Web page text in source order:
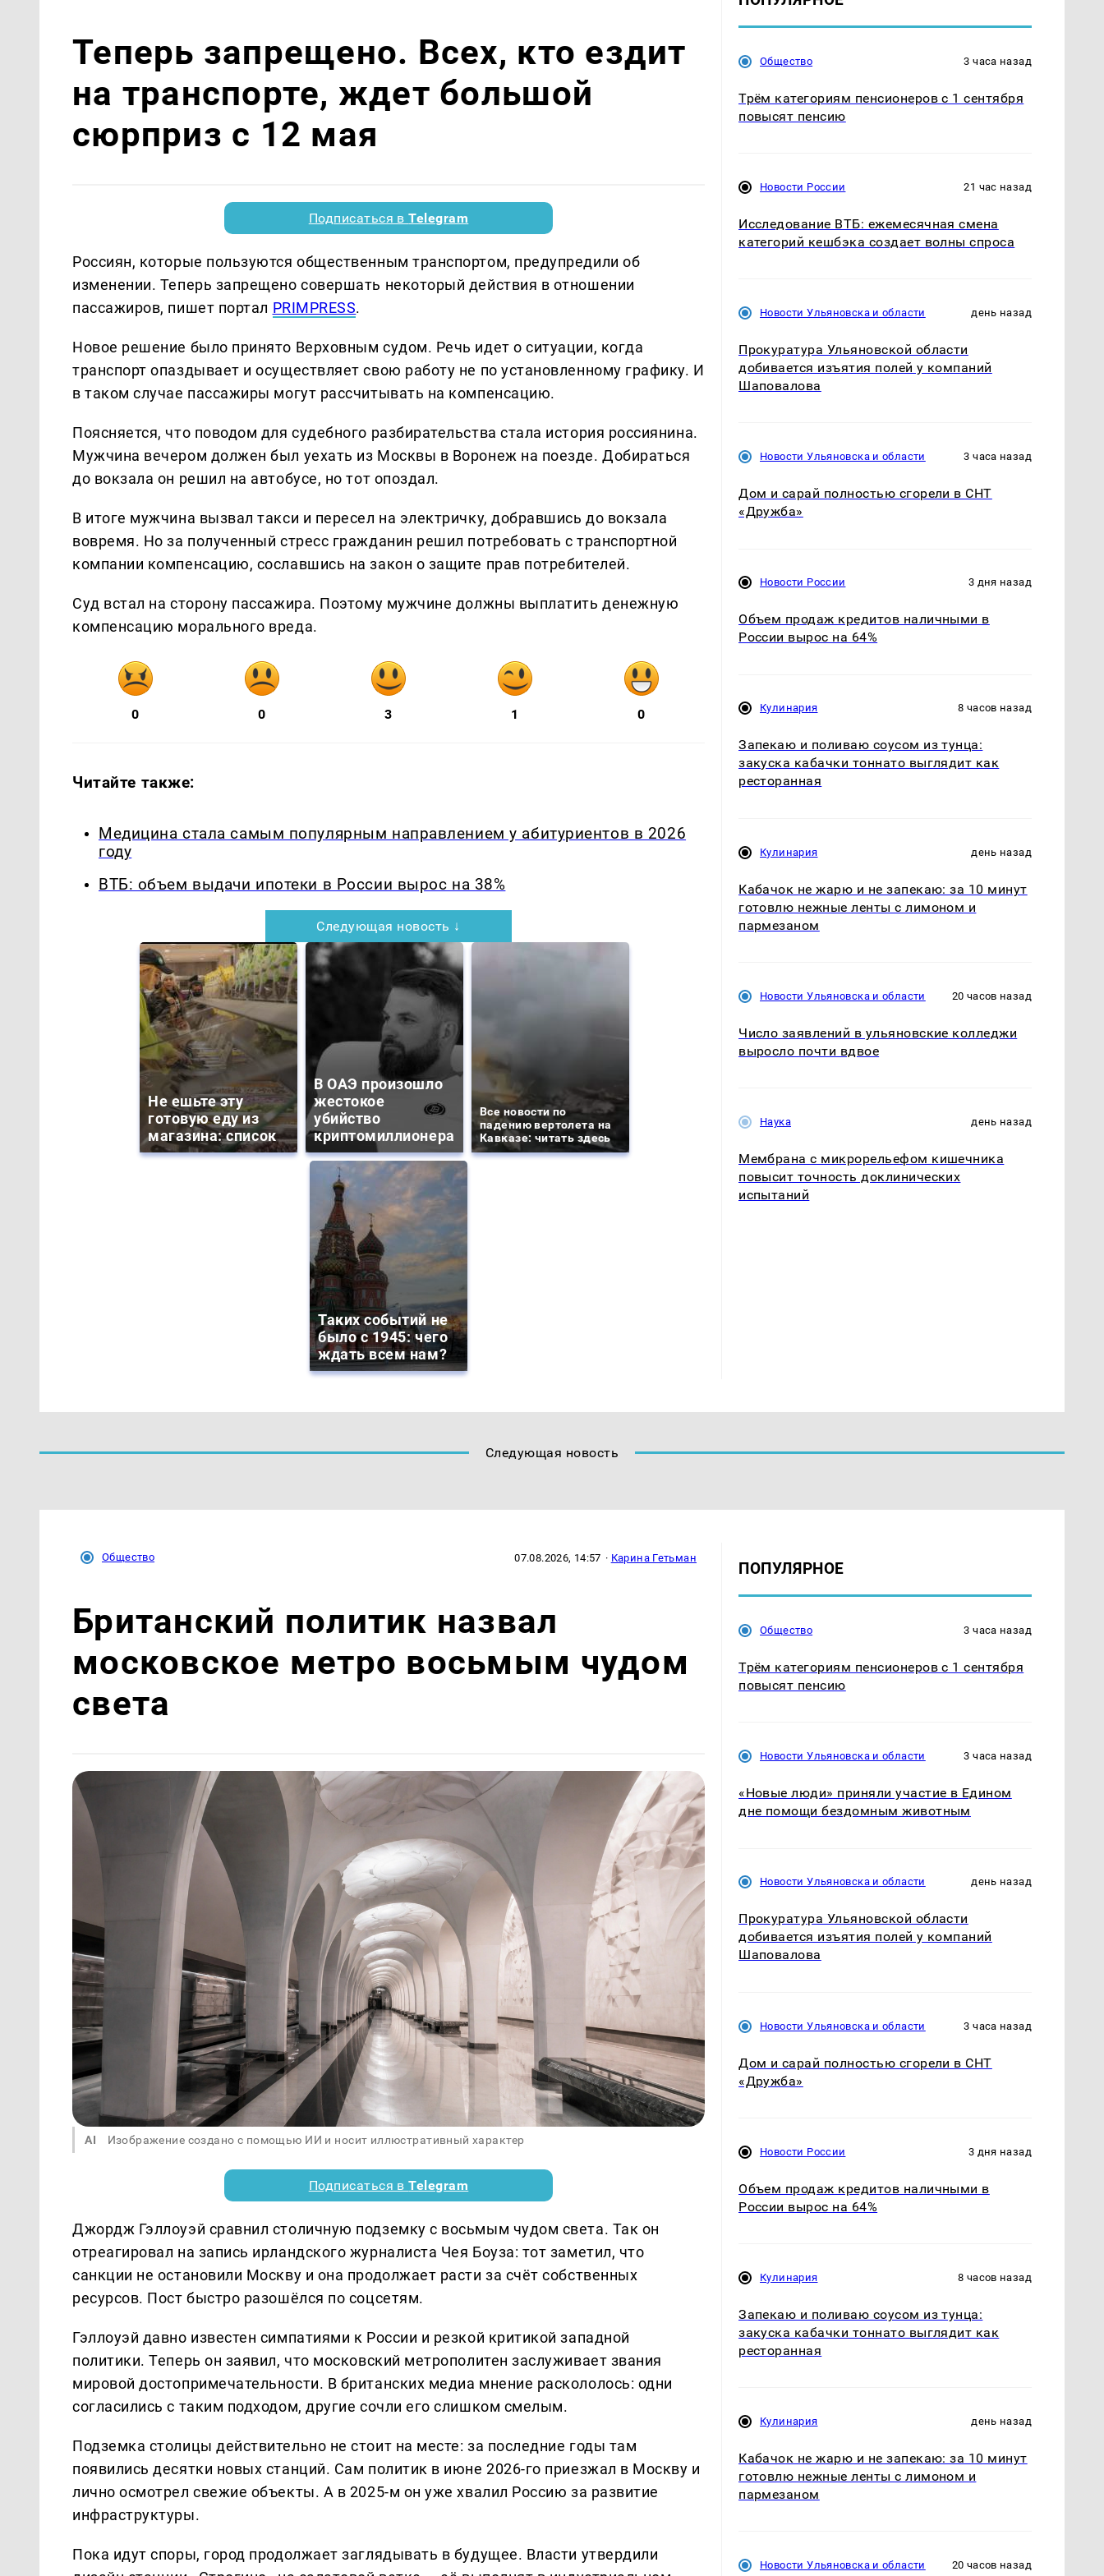
Теперь запрещено. Всех, кто ездит
на транспорте, ждет большой
сюрприз с 12 мая
Подписаться вTelegram
Россиян, которые пользуются общественным транспортом, предупредили об
изменении. Теперь запрещено совершать некоторый действия в отношении
пассажиров, пишет портал PRIMPRESS.
Новое решение было принято Верховным судом. Речь идет о ситуации, когда
транспорт опаздывает и осуществляет свою работу не по установленному графику. И
в таком случае пассажиры могут рассчитывать на компенсацию.
Поясняется, что поводом для судебного разбирательства стала история россиянина.
Мужчина вечером должен был уехать из Москвы в Воронеж на поезде. Добираться
до вокзала он решил на автобусе, но тот опоздал.
В итоге мужчина вызвал такси и пересел на электричку, добравшись до вокзала
вовремя. Но за полученный стресс гражданин решил потребовать с транспортной
компании компенсацию, сославшись на закон о защите прав потребителей.
Суд встал на сторону пассажира. Поэтому мужчине должны выплатить денежную
компенсацию морального вреда.
0 0 3 1 0
Читайте также:
Медицина стала самым популярным направлением у абитуриентов в 2026
году
ВТБ: объем выдачи ипотеки в России вырос на 38%
Следующая новость ↓
Не ешьте эту
готовую еду из
магазина: список
В ОАЭ произошло
жестокое
убийство
криптомиллионера
Все новости по
падению вертолета на
Кавказе: читать здесь
Таких событий не
было с 1945: чего
ждать всем нам?
Общество 3 часа назад
Трём категориям пенсионеров с 1 сентября
повысят пенсию
Новости России 21 час назад
Исследование ВТБ: ежемесячная смена
категорий кешбэка создает волны спроса
Новости Ульяновска и области день назад
Прокуратура Ульяновской области
добивается изъятия полей у компаний
Шаповалова
Новости Ульяновска и области 3 часа назад
Дом и сарай полностью сгорели в СНТ
«Дружба»
Новости России 3 дня назад
Объем продаж кредитов наличными в
России вырос на 64%
Кулинария 8 часов назад
Запекаю и поливаю соусом из тунца:
закуска кабачки тоннато выглядит как
ресторанная
Кулинария день назад
Кабачок не жарю и не запекаю: за 10 минут
готовлю нежные ленты с лимоном и
пармезаном
Новости Ульяновска и области 20 часов назад
Число заявлений в ульяновские колледжи
выросло почти вдвое
Наука день назад
Мембрана с микрорельефом кишечника
повысит точность доклинических
испытаний
Следующая новость
Общество 07.08.2026, 14:57 · Карина Гетьман
Британский политик назвал
московское метро восьмым чудом
света
AI Изображение создано с помощью ИИ и носит иллюстративный характер
Подписаться вTelegram
Джордж Гэллоуэй сравнил столичную подземку с восьмым чудом света. Так он
отреагировал на запись ирландского журналиста Чея Боуза: тот заметил, что
санкции не остановили Москву и она продолжает расти за счёт собственных
ресурсов. Пост быстро разошёлся по соцсетям.
Гэллоуэй давно известен симпатиями к России и резкой критикой западной
политики. Теперь он заявил, что московский метрополитен заслуживает звания
мировой достопримечательности. В британских медиа мнение раскололось: одни
согласились с таким подходом, другие сочли его слишком смелым.
Подземка столицы действительно не стоит на месте: за последние годы там
появились десятки новых станций. Сам политик в июне 2026-го приезжал в Москву и
лично осмотрел свежие объекты. А в 2025-м он уже хвалил Россию за развитие
инфраструктуры.
Пока идут споры, город продолжает заглядывать в будущее. Власти утвердили
ПОПУЛЯРНОЕ
Общество 3 часа назад
Трём категориям пенсионеров с 1 сентября
повысят пенсию
Новости Ульяновска и области 3 часа назад
«Новые люди» приняли участие в Едином
дне помощи бездомным животным
Новости Ульяновска и области день назад
Прокуратура Ульяновской области
добивается изъятия полей у компаний
Шаповалова
Новости Ульяновска и области 3 часа назад
Дом и сарай полностью сгорели в СНТ
«Дружба»
Новости России 3 дня назад
Объем продаж кредитов наличными в
России вырос на 64%
Кулинария 8 часов назад
Запекаю и поливаю соусом из тунца:
закуска кабачки тоннато выглядит как
ресторанная
Кулинария день назад
Кабачок не жарю и не запекаю: за 10 минут
готовлю нежные ленты с лимоном и
пармезаном
Новости Ульяновска и области 20 часов назад